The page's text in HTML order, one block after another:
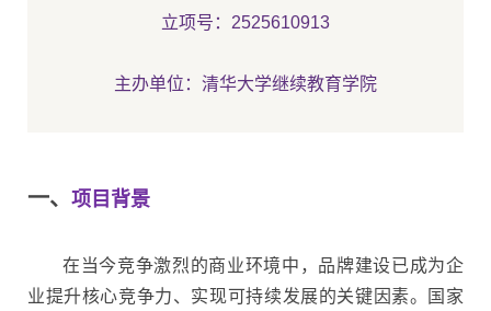
立项号：2525610913
主办单位：清华大学继续教育学院
一、 项目背景
在当今竞争激烈的商业环境中，品牌建设已成为企
业提升核心竞争力、实现可持续发展的关键因素。国家